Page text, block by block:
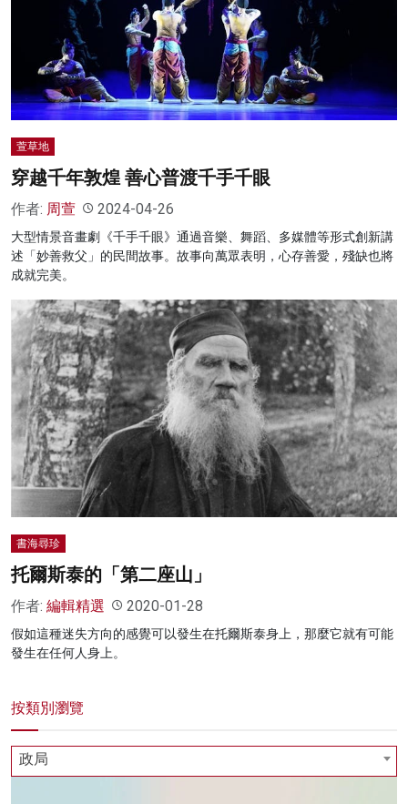
萱草地
穿越千年敦煌 善心普渡千手千眼
作者: 周萱 2024-04-26
大型情景音畫劇《千手千眼》通過音樂、舞蹈、多媒體等形式創新講
述「妙善救父」的民間故事。故事向萬眾表明，心存善愛，殘缺也將
成就完美。
書海尋珍
托爾斯泰的「第二座山」
作者: 編輯精選 2020-01-28
假如這種迷失方向的感覺可以發生在托爾斯泰身上，那麼它就有可能
發生在任何人身上。
按類別瀏覽
政局